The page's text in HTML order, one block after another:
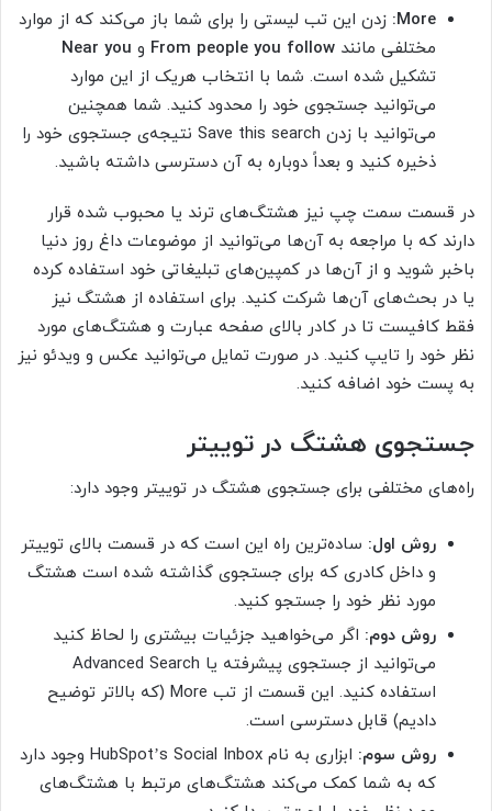
More: زدن این تب لیستی را برای شما باز می‌کند که از موارد
مختلفی مانند From people you follow و Near you
تشکیل شده است. شما با انتخاب هریک از این موارد
می‌توانید جستجوی خود را محدود کنید. شما همچنین
می‌توانید با زدن Save this search نتیجه‌ی جستجوی خود را
ذخیره کنید و بعداً دوباره به آن دسترسی داشته باشید.
در قسمت سمت چپ نیز هشتگ‌های ترند یا محبوب شده قرار
دارند که با مراجعه به آن‌ها می‌توانید از موضوعات داغ روز دنیا
باخبر شوید و از آن‌ها در کمپین‌های تبلیغاتی خود استفاده کرده
یا در بحث‌های آن‌ها شرکت کنید. برای استفاده از هشتگ نیز
فقط کافیست تا در کادر بالای صفحه عبارت و هشتگ‌های مورد
نظر خود را تایپ کنید. در صورت تمایل می‌توانید عکس و ویدئو نیز
به پست خود اضافه کنید.
جستجوی هشتگ در توییتر
راه‌های مختلفی برای جستجوی هشتگ در توییتر وجود دارد:
روش اول: ساده‌ترین راه این است که در قسمت بالای توییتر
و داخل کادری که برای جستجوی گذاشته شده است هشتگ
مورد نظر خود را جستجو کنید.
روش دوم: اگر می‌خواهید جزئیات بیشتری را لحاظ کنید
می‌توانید از جستجوی پیشرفته یا Advanced Search
استفاده کنید. این قسمت از تب More (که بالاتر توضیح
دادیم) قابل دسترسی است.
روش سوم:
ابزاری به نام HubSpot’s Social Inbox وجود دارد
که به شما کمک می‌کند هشتگ‌های مرتبط با هشتگ‌های